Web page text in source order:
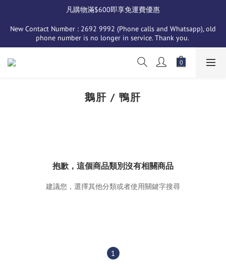
凡購物滿$600即享免運費優惠
New Contact Number : 2692 9992 (Phone calls and Whatsapp), old
phone number is no longer in service. Thank you.
鵝肝 / 鴨肝
抱歉，這個商品類別沒有相關商品
建議您，選擇其他分類或者使用關鍵字搜尋
1